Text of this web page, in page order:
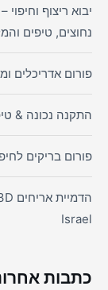
יבוא ריצוף
נחוצים, טיפים
פורום אדריכלים
התקנה נכונה &
פורום בריקים
Israel
כתבות